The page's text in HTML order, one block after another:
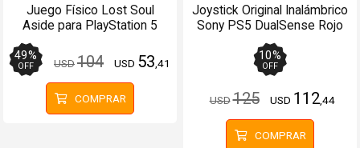
Juego Físico Lost Soul
Aside para PlayStation 5
49%
OFF USD104 USD 53,41
COMPRAR
Joystick Original Inalámbrico
Sony PS5 DualSense Rojo
10%
OFF
USD125 USD 112,44
COMPRAR